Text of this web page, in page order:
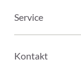
Service
Kontakt